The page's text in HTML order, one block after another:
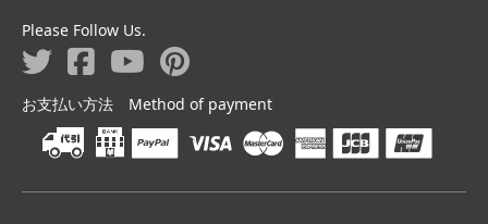
Please Follow Us.
お支払い方法 Method of payment